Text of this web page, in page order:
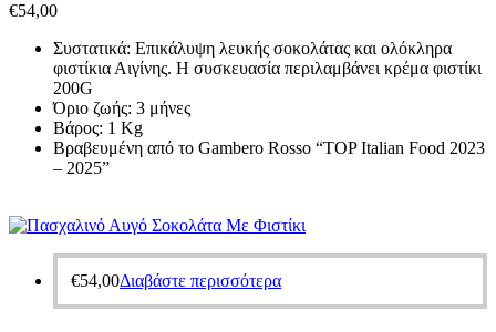
€54,00
Συστατικά: Επικάλυψη λευκής σοκολάτας και ολόκληρα
φιστίκια Αιγίνης. Η συσκευασία περιλαμβάνει κρέμα φιστίκι
200G
Όριο ζωής: 3 μήνες
Βάρος: 1 Kg
Βραβευμένη από το Gambero Rosso “TOP Italian Food 2023
– 2025”
€54,00Διαβάστε περισσότερα